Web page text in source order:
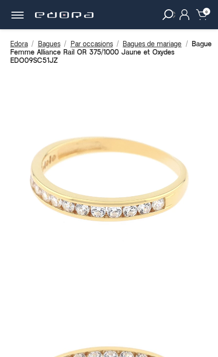
clear 0
Edora Bagues Par occasions Bagues de mariage
Bague
Femme Alliance Rail OR 375/1000 Jaune et Oxydes
EDO09SC51JZ